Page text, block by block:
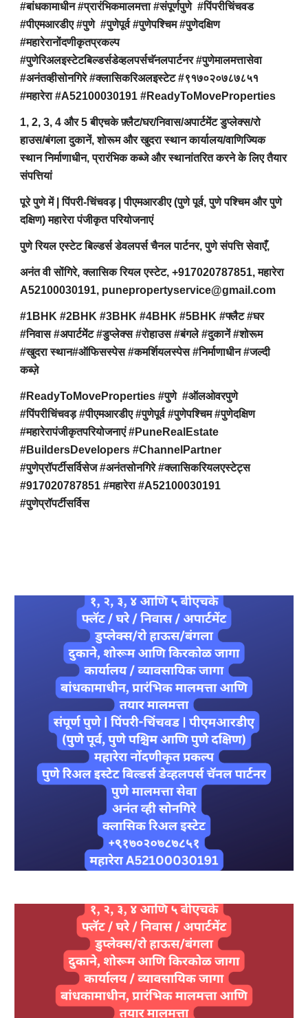
#बांधकामाधीन #प्रारंभिकमालमत्ता #संपूर्णपुणे #पिंपरीचिंचवड
#पीएमआरडीए #पुणे #पुणेपूर्व #पुणेपश्चिम #पुणेदक्षिण
#महारेरानोंदणीकृतप्रकल्प
#पुणेरिअलइस्टेटबिल्डर्सडेव्हलपर्सचॅनलपार्टनर #पुणेमालमत्तासेवा
#अनंतव्हीसोनगिरे #क्लासिकरिअलइस्टेट #९१७०२०७८७८५१
#महारेरा #A52100030191 #ReadyToMoveProperties
1, 2, 3, 4 और 5 बीएचके फ़्लैट/घर/निवास/अपार्टमेंट डुप्लेक्स/रो
हाउस/बंगला दुकानें, शोरूम और खुदरा स्थान कार्यालय/वाणिज्यिक
स्थान निर्माणाधीन, प्रारंभिक कब्जे और स्थानांतरित करने के लिए तैयार
संपत्तियां
पूरे पुणे में | पिंपरी-चिंचवड़ | पीएमआरडीए (पुणे पूर्व, पुणे पश्चिम और पुणे
दक्षिण) महारेरा पंजीकृत परियोजनाएं
पुणे रियल एस्टेट बिल्डर्स डेवलपर्स चैनल पार्टनर, पुणे संपत्ति सेवाएँ,
अनंत वी सोंगिरे, क्लासिक रियल एस्टेट, +917020787851, महारेरा
A52100030191, punepropertyservice@gmail.com
#1BHK #2BHK #3BHK #4BHK #5BHK #फ्लैट #घर
#निवास #अपार्टमेंट #डुप्लेक्स #रोहाउस #बंगले #दुकानें #शोरूम
#खुदरा स्थान#ऑफिसस्पेस #कमर्शियलस्पेस #निर्माणाधीन #जल्दी
कब्ज़े
#ReadyToMoveProperties #पुणे #ऑलओवरपुणे
#पिंपरीचिंचवड़ #पीएमआरडीए #पुणेपूर्व #पुणेपश्चिम #पुणेदक्षिण
#महारेरापंजीकृतपरियोजनाएं #PuneRealEstate
#BuildersDevelopers #ChannelPartner
#पुणेप्रॉपर्टीसर्विसेज #अनंतसोनगिरे #क्लासिकरियलएस्टेट्स
#917020787851 #महारेरा #A52100030191
#पुणेप्रॉपर्टीसर्विस